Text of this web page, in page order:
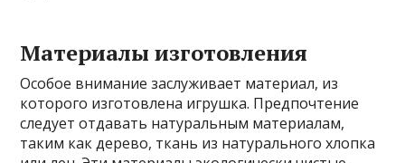
Материалы изготовления
Особое внимание заслуживает материал, из
которого изготовлена игрушка. Предпочтение
следует отдавать натуральным материалам,
таким как дерево, ткань из натурального хлопка